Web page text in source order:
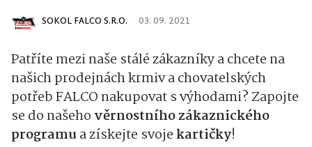
SOKOL FALCO S.R.O. 03. 09. 2021
Patříte mezi naše stálé zákazníky a chcete na
našich prodejnách krmiv a chovatelských
potřeb FALCO nakupovat s výhodami? Zapojte
se do našeho věrnostního zákaznického
programua získejte svojekartičky!